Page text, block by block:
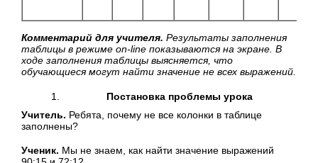
Комментарий для учителя. Результаты заполнения
таблицы в режиме on-line показываются на экране. В
ходе заполнения таблицы выясняется, что
обучающиеся могут найти значение не всех выражений.
Постановка проблемы урока
Учитель. Ребята, почему не все колонки в таблице
заполнены?
Ученик. Мы не знаем, как найти значение выражений